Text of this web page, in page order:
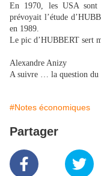
En 1970, les USA sont
prévoyait l’étude
en 1989.
Le pic d’HUBBERT sert
Alexandre Anizy
A suivre … la question du
#Notes économiques
Partager